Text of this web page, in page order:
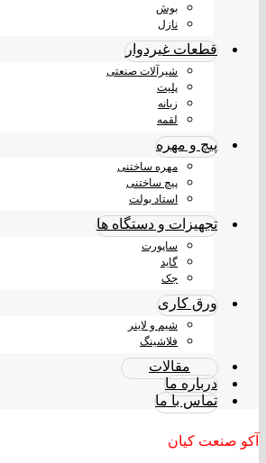
بوش
نازل
قطعات غیردوار
شیرآلات صنعتی
پلیت
زبانه
لقمه
پیچ و مهره
مهره ساختنی
پیچ ساختنی
استاد بولت
تجهیزات و دستگاه ها
ساپورت
گاید
جک
ورق کاری
شیم و لاینر
فلاشینگ
مقالات
درباره ما
تماس با ما
آکو صنعت کیان